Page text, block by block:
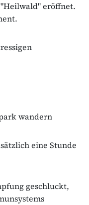
eröffnet.
wandern
eine Stunde
geschluckt,